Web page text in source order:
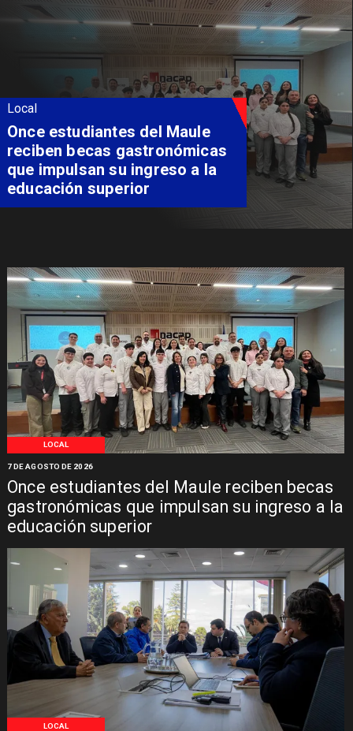
LOCAL
Once estudiantes del Maule reciben becas
gastronómicas que impulsan su ingreso a la
educación superior
7 DE AGOSTO DE 2026
LOCAL
Álvarez-Salamanca lidera la
apuesta regional para
consolidar el Paso Pehuenche
como alternativa a Los
Libertadores